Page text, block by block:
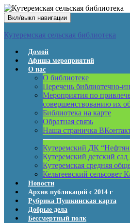
Вкл/выкл навигации
Кутеремская сельская библиотека
Домой
Афиша мероприятий
О нас
О библиотеке
Перечень библиотечно-
Мероприятия по
совершенствованию их
Библиотека на карте
Обратная связь
Наша страничка
Кутеремский ДК
Кутеремский детский сад
Кутеремская средняя
Кельтеевский сельсовет
Новости
Архив публикаций с 2014 г
Рубрика Пушкинская карта
Добрые дела
Бессмертный полк